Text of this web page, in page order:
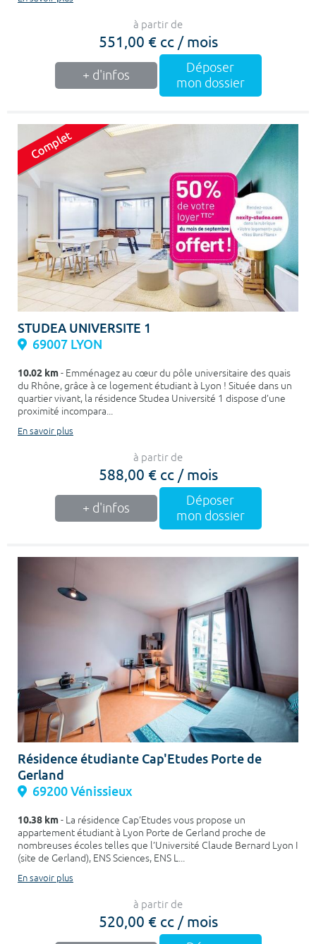
à partir de
551,00 € cc / mois
+ d'infos
Déposer
mon dossier
STUDEA UNIVERSITE 1
69007 LYON
10.02 km- Emménagez au cœur du pôle universitaire des quais
du Rhône, grâce à ce logement étudiant à Lyon ! Située dans un
quartier vivant, la résidence Studea Université 1 dispose d’une
proximité incompara...
En savoir plus
à partir de
588,00 € cc / mois
+ d'infos
Déposer
mon dossier
Résidence étudiante Cap'Etudes Porte de
Gerland
69200 Vénissieux
10.38 km- La résidence Cap’Etudes vous propose un
appartement étudiant à Lyon Porte de Gerland proche de
nombreuses écoles telles que l’Université Claude Bernard Lyon I
(site de Gerland), ENS Sciences, ENS L...
En savoir plus
à partir de
520,00 € cc / mois